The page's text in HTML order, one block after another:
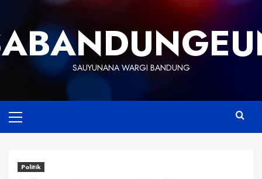
content
SAUYUNANA WARGI BANDUNG
Menu
Politik